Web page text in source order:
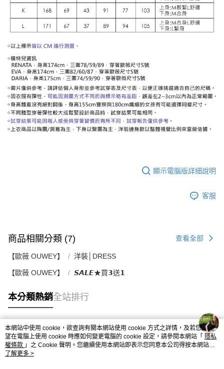
顯示電腦版詳細說明
客服
商品相關分類 (7) 查看全部
【歐薇 OUWEY】 洋裝│DRESS
【歐薇 OUWEY】 𝙎𝘼𝙇𝙀★買𝟯送𝟭
本分類熱銷全站排行
熱門標籤
本網站中使用 cookie，欲查詢有關本網站使用 cookie 方式之詳情，及若您不希
望在電腦上使用 cookie 時應如何變更電腦的 cookie 設定，請參閱本網站「 隱私
權條款 」之 Cookie 聲明。您繼續使用本網站即表示您同意本公司得按本網站使
用條款之 Cookie 聲明使用 cookie。
了解更多 >